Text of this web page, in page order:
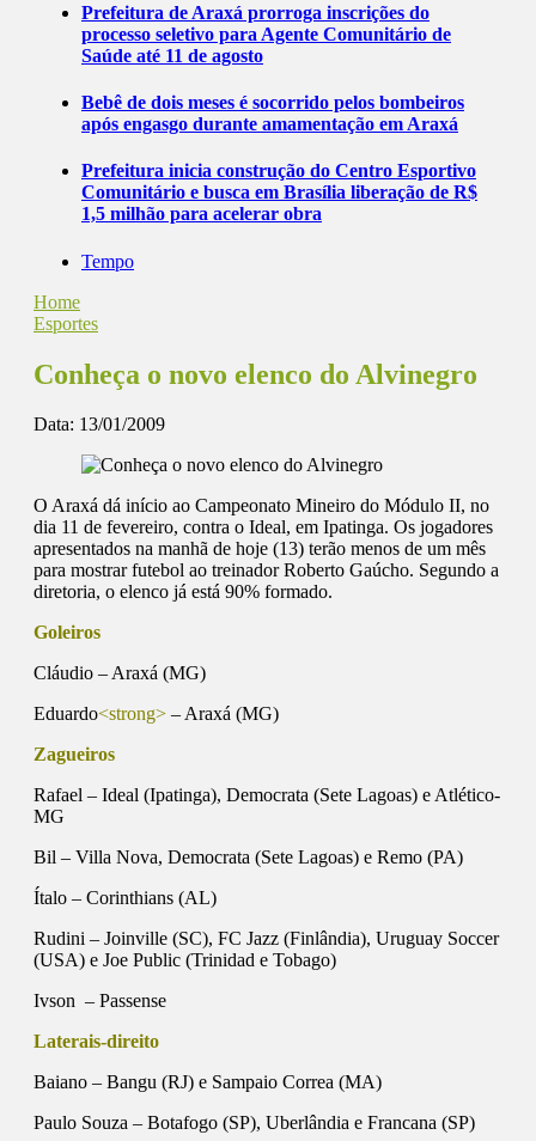
Prefeitura de Araxá prorroga inscrições do
processo seletivo para Agente Comunitário de
Saúde até 11 de agosto
Bebê de dois meses é socorrido pelos bombeiros
após engasgo durante amamentação em Araxá
Prefeitura inicia construção do Centro Esportivo
Comunitário e busca em Brasília liberação de R$
1,5 milhão para acelerar obra
Tempo
Home
Esportes
Conheça o novo elenco do Alvinegro
Data: 13/01/2009
O Araxá dá início ao Campeonato Mineiro do Módulo II, no
dia 11 de fevereiro, contra o Ideal, em Ipatinga. Os jogadores
apresentados na manhã de hoje (13) terão menos de um mês
para mostrar futebol ao treinador Roberto Gaúcho. Segundo a
diretoria, o elenco já está 90% formado.
Goleiros
Cláudio – Araxá (MG)
Eduardo<strong> – Araxá (MG)
Zagueiros
Rafael – Ideal (Ipatinga), Democrata (Sete Lagoas) e Atlético-
MG
Bil – Villa Nova, Democrata (Sete Lagoas) e Remo (PA)
Ítalo – Corinthians (AL)
Rudini – Joinville (SC), FC Jazz (Finlândia), Uruguay Soccer
(USA) e Joe Public (Trinidad e Tobago)
Ivson – Passense
Laterais-direito
Baiano – Bangu (RJ) e Sampaio Correa (MA)
Paulo Souza – Botafogo (SP), Uberlândia e Francana (SP)